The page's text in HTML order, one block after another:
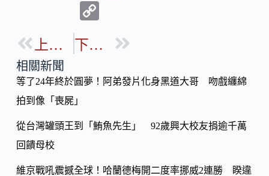
b
o
p
Li
k
上一篇 下一篇
相關新聞
等了24年終於圓夢！阿弟發片化身黑道大哥 吻戲纏綿
拍到像「喪屍」
從台灣罐頭王到「鮪魚先生」 92歲興大校友捐逾千萬
回饋母校
維京戰吼震撼全球！哈蘭德梅開二度率挪威2連勝 睽違